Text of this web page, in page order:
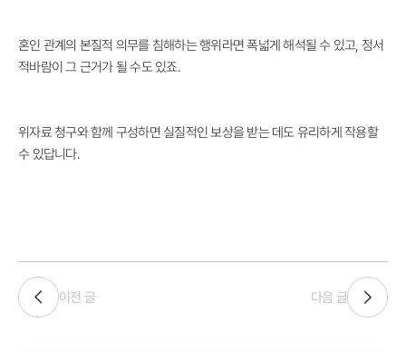
혼인 관계의 본질적 의무를 침해하는 행위라면 폭넓게 해석될 수 있고, 정서
적바람이 그 근거가 될 수도 있죠.
위자료 청구와 함께 구성하면 실질적인 보상을 받는 데도 유리하게 작용할
수 있답니다.
이전 글 다음 글